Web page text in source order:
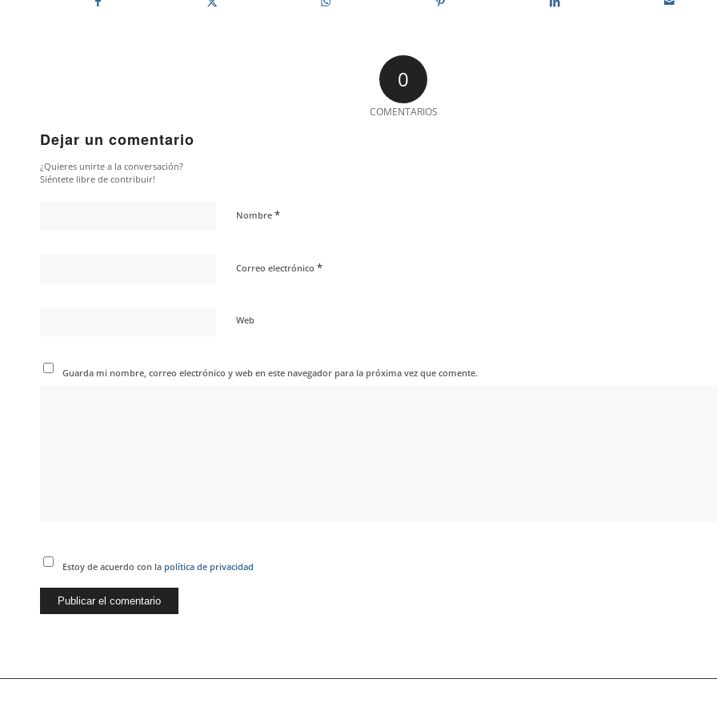
0
COMENTARIOS
Dejar un comentario
¿Quieres unirte a la conversación?
Siéntete libre de contribuir!
Nombre *
Correo electrónico *
Web
Guarda mi nombre, correo electrónico y web en este navegador para la próxima vez que comente.
Estoy de acuerdo con lapolítica de privacidad